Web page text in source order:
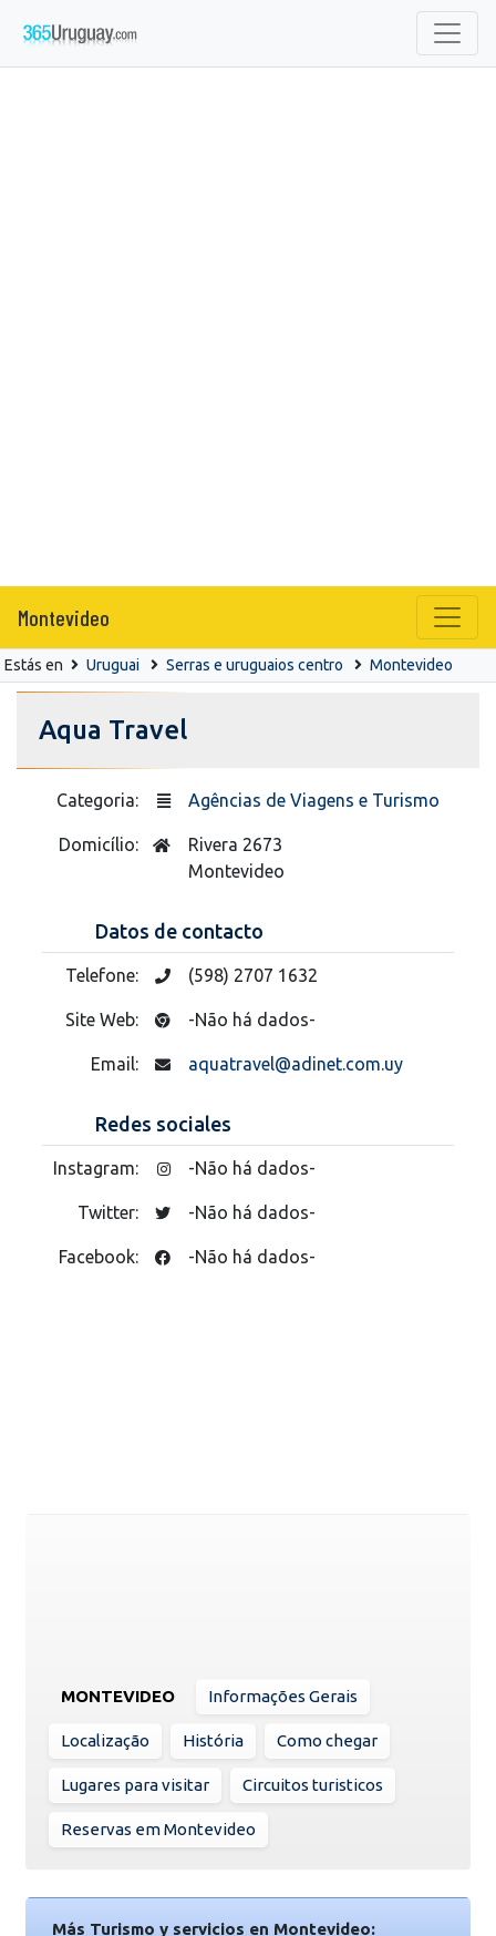
Montevideo
Estás en Uruguai Serras e uruguaios centro Montevideo
Aqua Travel
Categoria: Agências de Viagens e Turismo
Domicílio:
Rivera 2673
Montevideo
Datos de contacto
Telefone: (598) 2707 1632
Site Web: -Não há dados-
Email: aquatravel@adinet.com.uy
Redes sociales
Instagram: -Não há dados-
Twitter: -Não há dados-
Facebook: -Não há dados-
MONTEVIDEO Informações Gerais
Localização História Como chegar
Lugares para visitar Circuitos turisticos
Reservas em Montevideo
Más Turismo y servicios en Montevideo: